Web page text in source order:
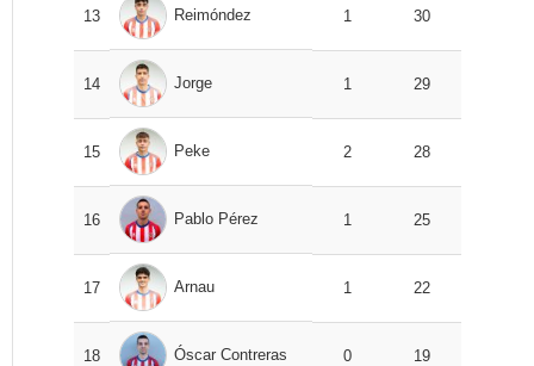
13 Reimóndez 1 30
14 Jorge 1 29
15 Peke 2 28
16 Pablo Pérez 1 25
17 Arnau 1 22
18 Óscar Contreras 0 19